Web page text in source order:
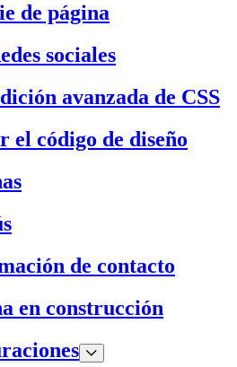
de página
sociales
avanzada de CSS
el código de diseño
de contacto
en construcción